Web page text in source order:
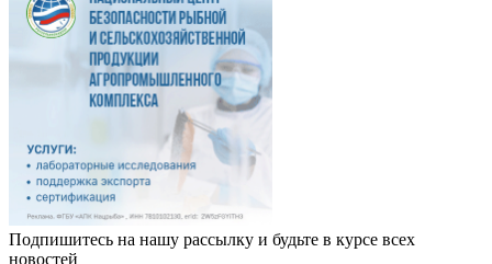
Подпишитесь на нашу рассылку и будьте в курсе всех
новостей